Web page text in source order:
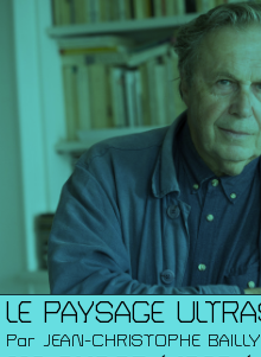
LE PAYSAGE
Par JEAN-CHRISTOPHE BAILLY